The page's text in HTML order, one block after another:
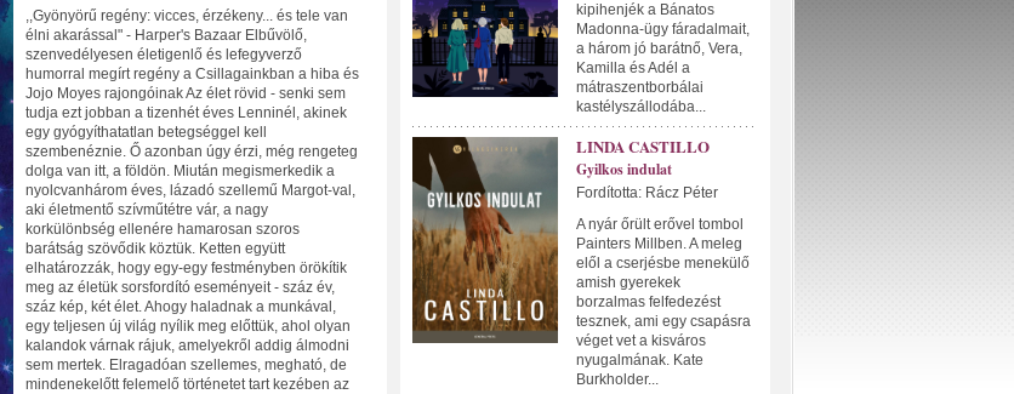
,,Gyönyörű regény: vicces, érzékeny... és tele van
élni akarással" - Harper's Bazaar Elbűvölő,
szenvedélyesen életigenlő és lefegyverző
humorral megírt regény a Csillagainkban a hiba és
Jojo Moyes rajongóinak Az élet rövid - senki sem
tudja ezt jobban a tizenhét éves Lenninél, akinek
egy gyógyíthatatlan betegséggel kell
szembenéznie. Ő azonban úgy érzi, még rengeteg
dolga van itt, a földön. Miután megismerkedik a
nyolcvanhárom éves, lázadó szellemű Margot-val,
aki életmentő szívműtétre vár, a nagy
korkülönbség ellenére hamarosan szoros
barátság szövődik köztük. Ketten együtt
elhatározzák, hogy egy-egy festményben örökítik
meg az életük sorsfordító eseményeit - száz év,
száz kép, két élet. Ahogy haladnak a munkával,
egy teljesen új világ nyílik meg előttük, ahol olyan
kalandok várnak rájuk, amelyekről addig álmodni
sem mertek. Elragadóan szellemes, megható, de
mindenekelőtt felemelő történetet tart kezében az
kipihenjék a Bánatos
Madonna-ügy fáradalmait,
a három jó barátnő, Vera,
Kamilla és Adél a
mátraszentborbálai
kastélyszállodába...
LINDA CASTILLO
Gyilkos indulat
Fordította: Rácz Péter
A nyár őrült erővel tombol
Painters Millben. A meleg
elől a cserjésbe menekülő
amish gyerekek
borzalmas felfedezést
tesznek, ami egy csapásra
véget vet a kisváros
nyugalmának. Kate
Burkholder...